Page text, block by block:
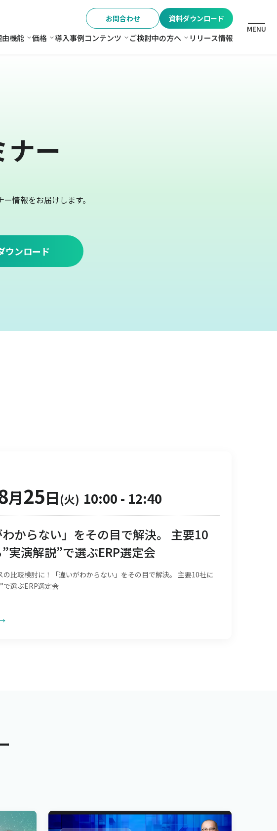
お問合わせ 資料ダウンロード
機能 機能
価格 価格
導入事例コンテンツ コンテンツ
ご検討中の方へ ご検討中の方へ
リリース情報
MENU
ー
情報をお届けします。
ウンロード
月25日(火) 10:00 - 12:40
わからない」をその目で解決。 主要10
実演解説”で選ぶERP選定会
の比較検討に！「違いがわからない」をその目で解決。 主要10社に
で選ぶERP選定会